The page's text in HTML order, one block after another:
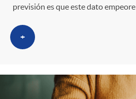
previsión es que este dato empeore
+